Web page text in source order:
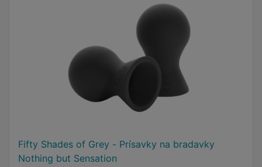
Fifty Shades of Grey - Prísavky na bradavky
Nothing but Sensation